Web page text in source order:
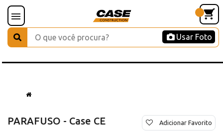
Usar Foto
PARAFUSO - Case CE Adicionar Favorito